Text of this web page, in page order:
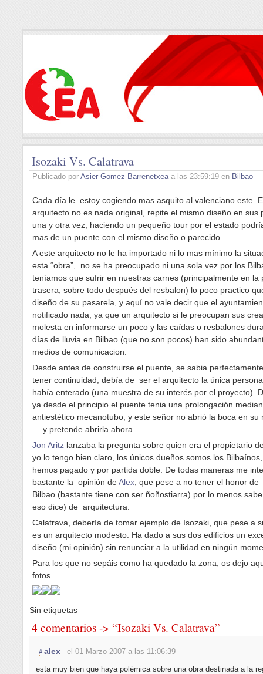
Isozaki Vs. Calatrava
Publicado por Asier Gomez Barrenetxeaa las 23:59:19 en Bilbao
Cada día le estoy cogiendo mas asquito al valenciano este.
arquitecto no es nada original, repite el mismo diseño en sus
una y otra vez, haciendo un pequeño tour por el estado
mas de un puente con el mismo diseño o parecido.
A este arquitecto no le ha importado ni lo mas mínimo la
esta “obra”, no se ha preocupado ni una sola vez por los
teníamos que sufrir en nuestras carnes (principalmente en la
trasera, sobre todo después del resbalon) lo poco practico
diseño de su pasarela, y aquí no vale decir que el
notificado nada, ya que un arquitecto si le preocupan sus
molesta en informarse un poco y las caídas o resbalones
días de lluvia en Bilbao (que no son pocos) han sido
medios de comunicacion.
Desde antes de construirse el puente, se sabia
tener continuidad, debía de ser el arquitecto la única
había enterado (una muestra de su interés por el proyecto).
ya desde el principio el puente tenia una prolongación
antiestético mecanotubo, y este señor no abrió la boca en su
… y pretende abrirla ahora.
Jon Aritz lanzaba la pregunta sobre quien era el propietario
yo lo tengo bien claro, los únicos dueños somos los
hemos pagado y por partida doble. De todas maneras me
bastante la opinión deAlex, que pese a no tener el honor de
Bilbao (bastante tiene con ser ñoñostiarra) por lo menos
eso dice) de arquitectura.
Calatrava, debería de tomar ejemplo de Isozaki, que pese a
es un arquitecto modesto. Ha dado a sus dos edificios un
diseño (mi opinión) sin renunciar a la utilidad en ningún
Para los que no sepáis como ha quedado la zona, os dejo
fotos.
Sin etiquetas
4 comentarios -> “Isozaki Vs. Calatrava”
# alex
el 01 Marzo 2007 a las 11:06:39
esta muy bien que haya polémica sobre una obra destinada a la